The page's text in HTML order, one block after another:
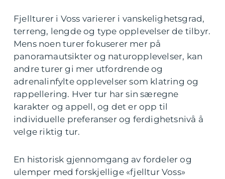
Fjellturer i Voss varierer i vanskelighetsgrad,
terreng, lengde og type opplevelser de tilbyr.
Mens noen turer fokuserer mer på
panoramautsikter og naturopplevelser, kan
andre turer gi mer utfordrende og
adrenalinfylte opplevelser som klatring og
rappellering. Hver tur har sin særegne
karakter og appell, og det er opp til
individuelle preferanser og ferdighetsnivå å
velge riktig tur.
En historisk gjennomgang av fordeler og
ulemper med forskjellige «fjelltur Voss»